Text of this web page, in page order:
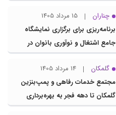
چناران
15 مرداد 1405
برنامه‌ریزی برای برگزاری نمایشگاه
جامع اشتغال و نوآوری بانوان در
چناران
گلمکان
14 مرداد 1405
مجتمع خدمات رفاهی و پمپ‌بنزین
گلمکان تا دهه فجر به بهره‌برداری
می‌رسد